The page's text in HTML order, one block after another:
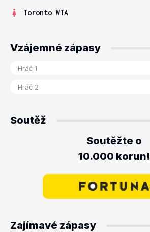
Toronto WTA
Vzájemné zápasy
Soutěž
Soutěžte o
10.000 korun!
Zajímavé zápasy